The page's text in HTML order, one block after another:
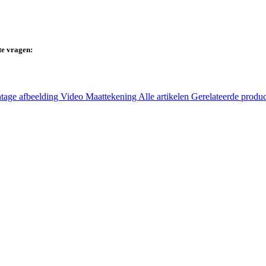
vragen:
afbeelding Video MaattekeningAlle artikelen Gerelateerde